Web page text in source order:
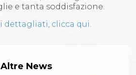
e tanta soddisfazione.
dettagliati, clicca qui.
Altre News